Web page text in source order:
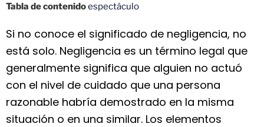
Tabla de contenidoespectáculo
Si no conoce el significado de negligencia, no
está solo. Negligencia es un término legal que
generalmente significa que alguien no actuó
con el nivel de cuidado que una persona
razonable habría demostrado en la misma
situación o en una similar. Los elementos